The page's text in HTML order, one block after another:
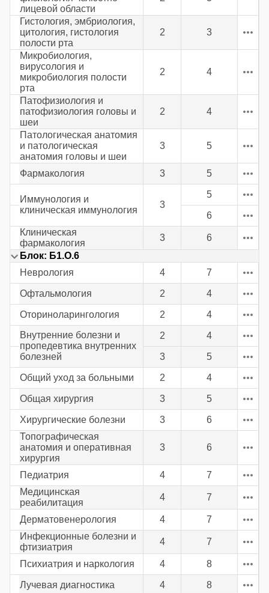
лицевой области
Гистология, эмбриология,
цитология, гистология
полости рта
2 3
Микробиология,
вирусология и
микробиология полости
рта
2 4
Патофизиология и
патофизиология головы и
шеи
2 4
Патологическая анатомия
и патологическая
анатомия головы и шеи
3 5
Фармакология 3 5
Иммунология и
клиническая иммунология
3
5
6
Клиническая
фармакология
3
6
Блок: Б1.О.6
Неврология
4 7
Офтальмология 2 4
Оториноларингология 2
4
Внутренние болезни и
пропедевтика внутренних
болезней
2 4
3 5
Общий уход за больными 2 4
Общая хирургия 3 5
Хирургические болезни 3
6
Топографическая
анатомия и оперативная
хирургия
3 6
Педиатрия 4
7
Медицинская
реабилитация
4 7
Дерматовенерология 4
7
Инфекционные болезни и
фтизиатрия
4 7
Психиатрия и наркология 4 8
Лучевая диагностика 4 8